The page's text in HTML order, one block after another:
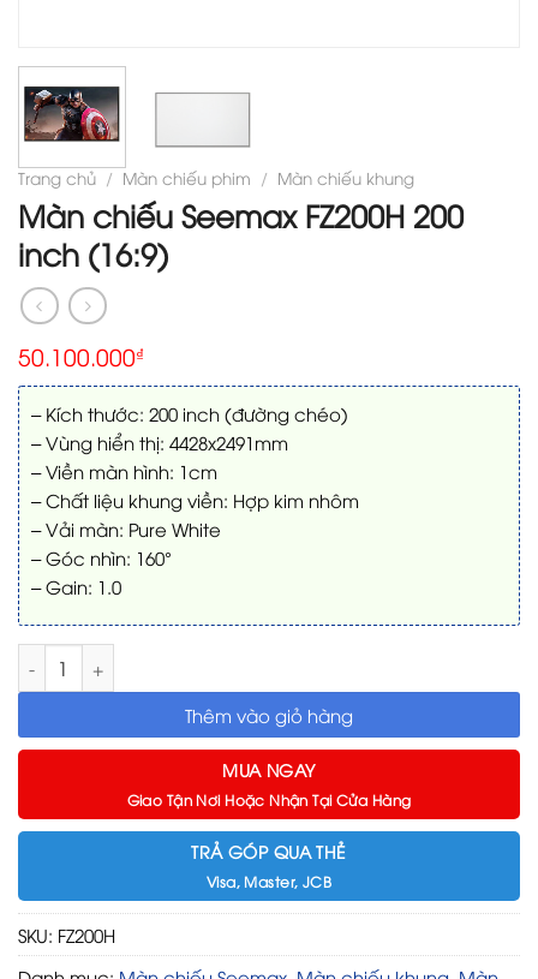
Trang chủ / Màn chiếu phim / Màn chiếu khung
Màn chiếu Seemax FZ200H 200
inch (16:9)
50.100.000₫
– Kích thước: 200 inch (đường chéo)
– Vùng hiển thị: 4428x2491mm
– Viền màn hình: 1cm
– Chất liệu khung viền: Hợp kim nhôm
– Vải màn: Pure White
– Góc nhìn: 160°
– Gain: 1.0
Màn chiếu Seemax FZ200H 200 inch (16:9) số lượng
Thêm vào giỏ hàng
MUA NGAY
Giao Tận Nơi Hoặc Nhận Tại Cửa Hàng
TRẢ GÓP QUA THẺ
Visa, Master, JCB
SKU: FZ200H